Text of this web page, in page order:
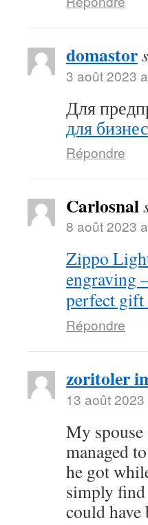
domastor
3 août 2023
Для
для
Répondre
Carlosnal
8 août 2023
Zippo
engraving
perfect
Répondre
zoritoler
13 août
My spouse
managed
he got
simply
could